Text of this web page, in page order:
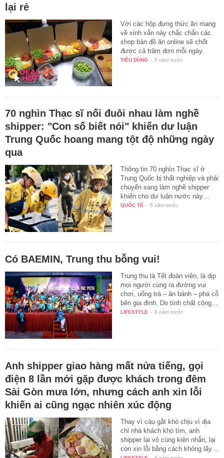
lại rẻ
Với các hộp đựng thức ăn mang
về xinh xắn này chắc chắn các
shop bán đồ ăn online sẽ chốt
được cả trăm đơn mỗi ngày.
TIÊU DÙNG - 5 năm trước
70 nghìn Thạc sĩ nối đuôi nhau làm nghề
shipper: "Con số biết nói" khiến dư luận
Trung Quốc hoang mang tột độ những ngày
qua
Thông tin 70 nghìn Thạc sĩ ở
Trung Quốc bị thất nghiệp và phải
chuyển sang làm nghề shipper
khiến cho dư luận nước này…
QUỐC TẾ - 5 năm trước
Có BAEMIN, Trung thu bỗng vui!
Trung thu là Tết đoàn viên, là dịp
mọi người cùng ra đường vui
chơi, uống trà – ăn bánh – phá cỗ
bên gia đình. Do tính chất công…
LIFESTYLE - 6 năm trước
Anh shipper giao hàng mất nửa tiếng, gọi
điện 8 lần mới gặp được khách trong đêm
Sài Gòn mưa lớn, nhưng cách anh xin lỗi
khiến ai cũng ngạc nhiên xúc động
Thay vì cáu gắt khó chịu vì địa
chỉ nhà khách khó tìm, anh
shipper lại vô cùng kiên nhẫn, lại
còn xin lỗi bằng cách không lấy…